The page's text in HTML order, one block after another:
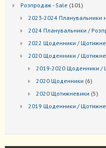
Розпродаж - Sale 101 101
2023-2024 Планувальники
2024 Планувальники /
2022 Щоденники /
2020 Щоденники /
2019-2020 Щоденники /
2020 Щоденники 66
2020 Щотижневики 55
2019 Щоденники /